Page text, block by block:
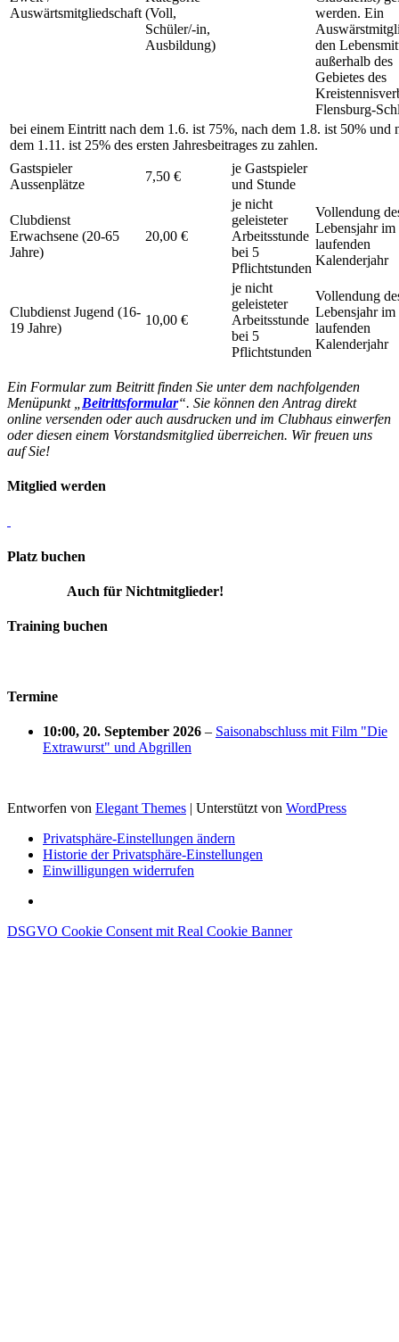
Auswärtsmitgliedschaft (Voll,
Schüler/-in,
Ausbildung)
werden. Ein
den
außerhalb des
Gebietes des
Flensburg-
bei einem Eintritt nach dem 1.6. ist 75%, nach dem 1.8. ist 50% und
dem 1.11. ist 25% des ersten Jahresbeitrages zu zahlen.
Gastspieler
Aussenplätze
7,50 €
je Gastspieler
und Stunde
Clubdienst
Erwachsene (20-65
Jahre)
20,00 €
je nicht
geleisteter
Arbeitsstunde
bei 5
Pflichtstunden
Vollendung
Lebensjahr im
laufenden
Kalenderjahr
Clubdienst Jugend (16-
19 Jahre)
10,00 €
je nicht
geleisteter
Arbeitsstunde
bei 5
Pflichtstunden
Vollendung
Lebensjahr im
laufenden
Kalenderjahr
Ein Formular zum Beitritt finden Sie unter dem nachfolgenden
Menüpunkt „ Beitrittsformular“. Sie können den Antrag direkt
online versenden oder auch ausdrucken und im Clubhaus einwerfen
oder diesen einem Vorstandsmitglied überreichen. Wir freuen uns
auf Sie!
Mitglied werden
Platz buchen
Auch für Nichtmitglieder!
Training buchen
Termine
10:00, 20. September 2026 – Saisonabschluss mit Film "Die
Extrawurst" und Abgrillen
Entworfen von Elegant Themes | Unterstützt von WordPress
Privatsphäre-Einstellungen ändern
Historie der Privatsphäre-Einstellungen
Einwilligungen widerrufen
DSGVO Cookie Consent mit Real Cookie Banner